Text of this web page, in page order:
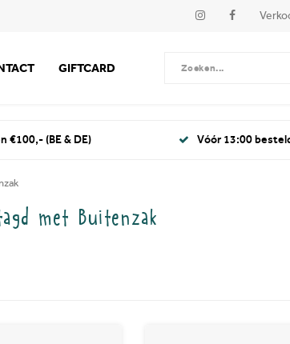
GIFTCARD
€100,- (BE & DE) Vóór 13:00
met Buitenzak